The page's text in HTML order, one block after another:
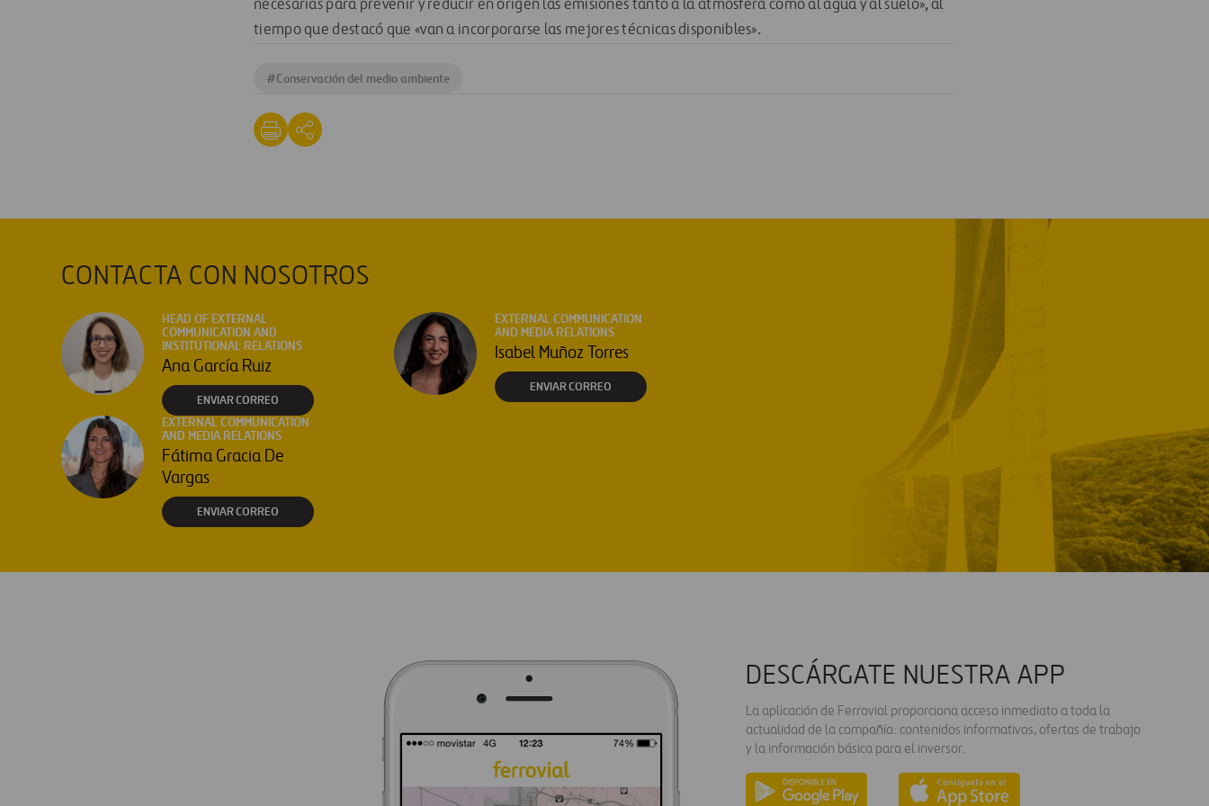
necesarias para prevenir y reducir en origen las emisiones tanto a la atmósfera como al agua y al suelo», al
tiempo que destacó que «van a incorporarse las mejores técnicas disponibles».
#Conservación del medio ambiente
CONTACTA CON NOSOTROS
HEAD OF EXTERNAL
COMMUNICATION AND
INSTITUTIONAL RELATIONS
Ana García Ruiz
ENVIAR CORREO
EXTERNAL COMMUNICATION
AND MEDIA RELATIONS
Isabel Muñoz Torres
ENVIAR CORREO
EXTERNAL COMMUNICATION
AND MEDIA RELATIONS
Fátima Gracia De
Vargas
ENVIAR CORREO
DESCÁRGATE NUESTRA APP
La aplicación de Ferrovial proporciona acceso inmediato a toda la
actualidad de la compañía: contenidos informativos, ofertas de trabajo
y la información básica para el inversor.